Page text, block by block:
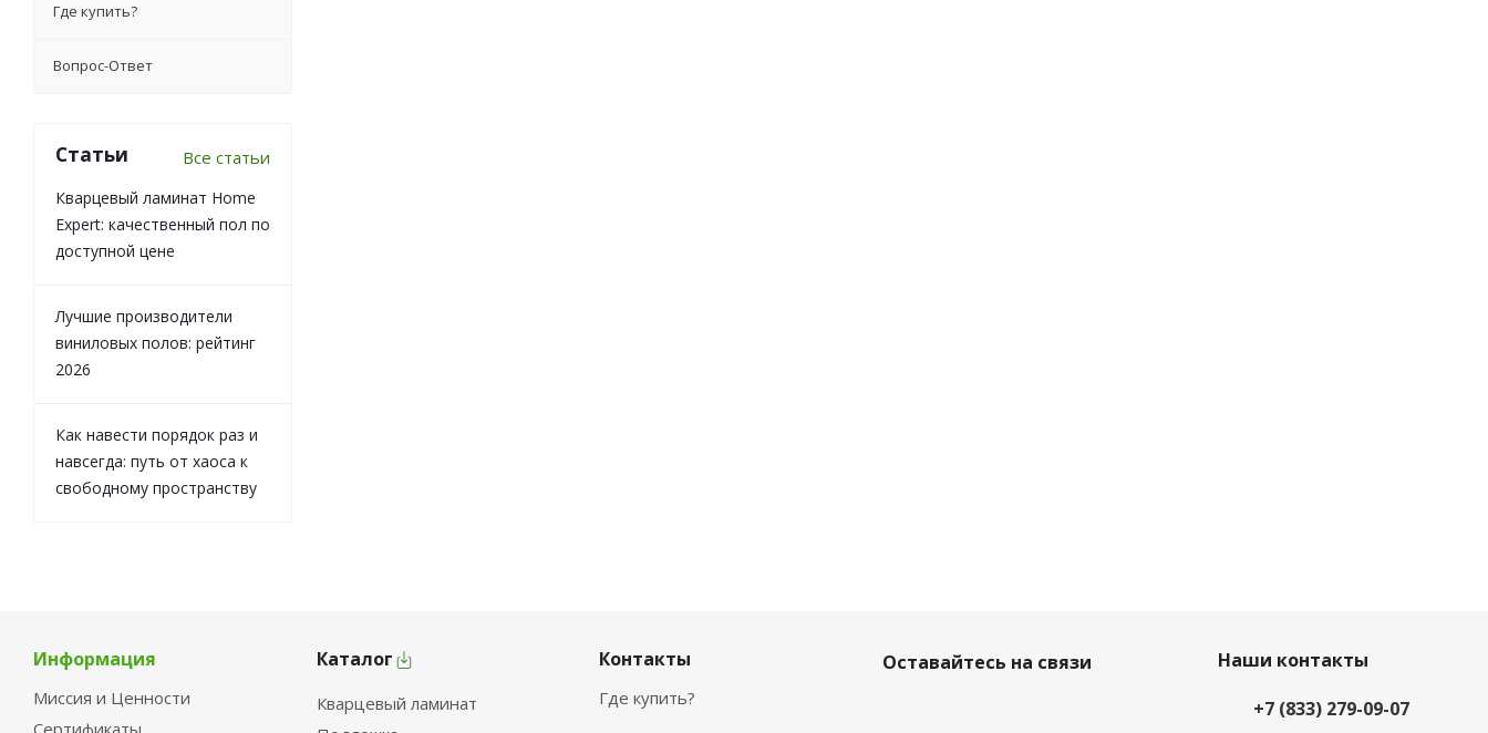
Где купить?
Вопрос-Ответ
Статьи Все статьи
Кварцевый ламинат Home
Expert: качественный пол по
доступной цене
Лучшие производители
виниловых полов: рейтинг
2026
Как навести порядок раз и
навсегда: путь от хаоса к
свободному пространству
Информация
Миссия и Ценности
Каталог
Кварцевый ламинат
Контакты
Где купить?
Оставайтесь на связи
Наши контакты
+7 (833) 279-09-07